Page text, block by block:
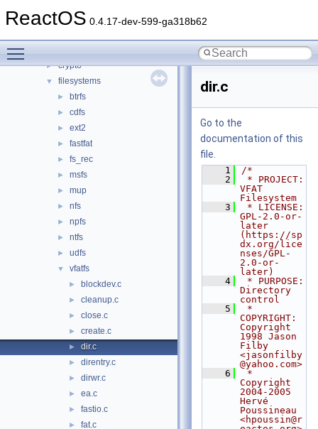
ReactOS 0.4.17-dev-599-ga318b62
► battery
► crypto
▼ filesystems
► btrfs
► cdfs
► ext2
► fastfat
► fs_rec
► msfs
► mup
► nfs
► npfs
► ntfs
► udfs
▼ vfatfs
► blockdev.c
► cleanup.c
► close.c
► create.c
► dir.c
► direntry.c
► dirwr.c
► ea.c
► fastio.c
► fat.c
dir.c
Go to the
documentation of this
file.
    1
/*
    2
* PROJECT:
VFAT
Filesystem
    3
* LICENSE:
GPL-2.0-or-
later
(https://sp
dx.org/lice
nses/GPL-
2.0-or-
later)
    4
* PURPOSE:
Directory
control
    5
*
COPYRIGHT:
Copyright
1998 Jason
Filby
<jasonfilby
@yahoo.com>
    6
*
Copyright
2004-2005
Hervé
Poussineau
<hpoussin@r